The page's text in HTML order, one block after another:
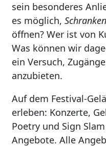
sein besonderes
es möglich, Schranken
öffnen? Wer ist von
Was können wir
ein Versuch,
anzubieten.
Auf dem Festival-
erleben: Konzerte,
Poetryund Sign
Angebote. Alle